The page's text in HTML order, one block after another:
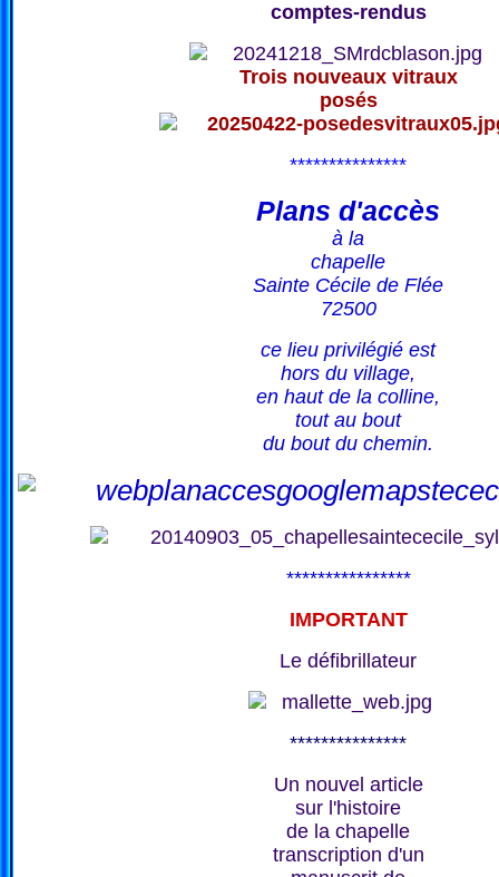
comptes-rendus
Trois nouveaux vitraux
posés
***************
Plans d'accès
à la
chapelle
Sainte Cécile de Flée
72500
ce lieu privilégié est
hors du village,
en haut de la colline,
tout au bout
du bout du chemin.
****************
IMPORTANT
Le défibrillateur
***************
Un nouvel article
sur l'histoire
de la chapelle
transcription d'un